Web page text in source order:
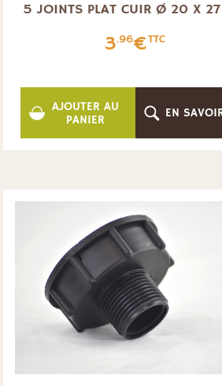
5 JOINTS PLAT CUIR Ø 20 X
3.96€TTC
AJOUTER AU
PANIER
EN